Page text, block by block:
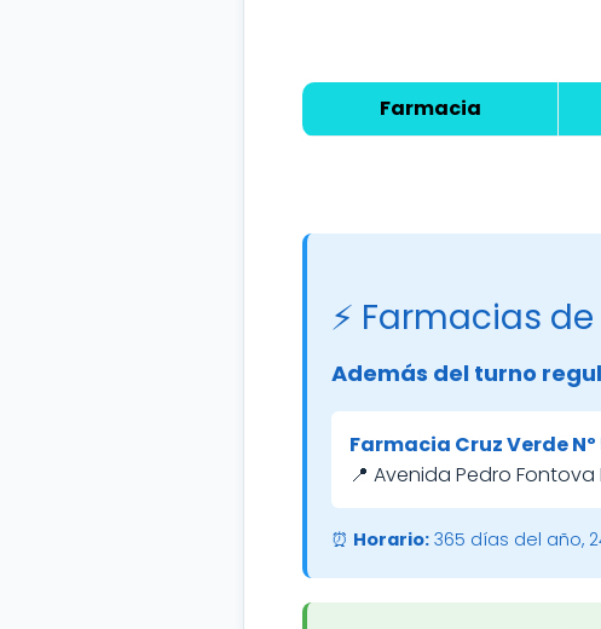
Farmacia
⚡ Farmacias
Además del turno
Farmacia Cruz Verde Nº
📍 Avenida Pedro Fontova
⏰ Horario: 365 días del año,